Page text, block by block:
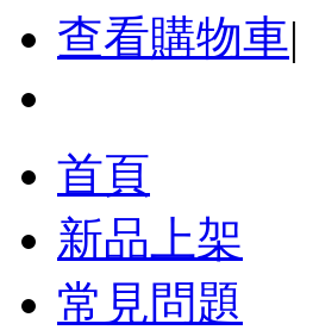
查看購物車|
首頁
新品上架
常見問題